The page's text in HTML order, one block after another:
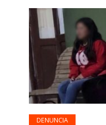
DENUNCIA